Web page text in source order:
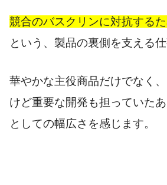
競合のバスクリンに対抗する
という、製品の裏側を支える仕
華やかな主役商品だけでなく
けど重要な開発も担っていた
としての幅広さを感じます。